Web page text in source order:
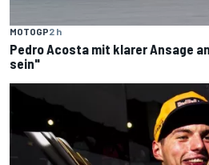
MOTOGP2 h
Pedro Acosta mit klarer Ansage
sein"